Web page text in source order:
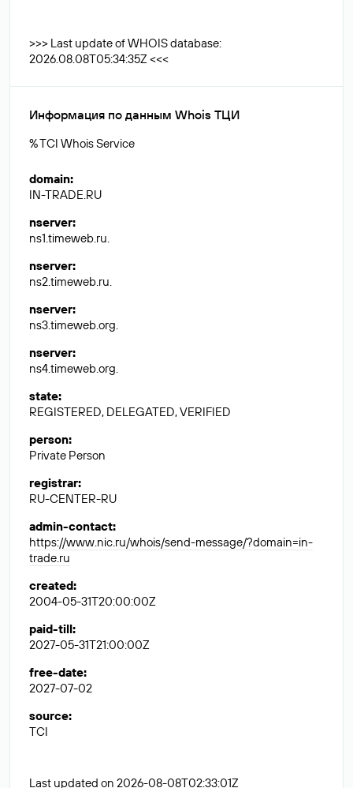
>>> Last update of WHOIS database:
2026.08.08T05:34:35Z <<<
Информация по данным Whois ТЦИ
% TCI Whois Service
domain:
IN-TRADE.RU
nserver:
ns1.timeweb.ru.
nserver:
ns2.timeweb.ru.
nserver:
ns3.timeweb.org.
nserver:
ns4.timeweb.org.
state:
REGISTERED, DELEGATED, VERIFIED
person:
Private Person
registrar:
RU-CENTER-RU
admin-contact:
https://www.nic.ru/whois/send-message/?domain=in-
trade.ru
created:
2004-05-31T20:00:00Z
paid-till:
2027-05-31T21:00:00Z
free-date:
2027-07-02
source:
TCI
Last updated on 2026-08-08T02:33:01Z